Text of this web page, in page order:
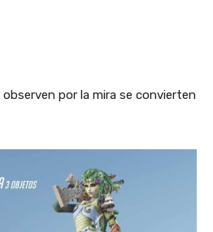
por la mira se convierten